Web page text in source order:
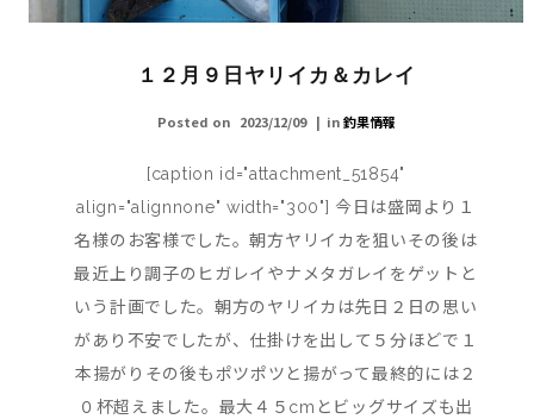
１２月９日ヤリイカ＆カレイ
Posted on 2023/12/09 in釣果情報
[caption id="attachment_51854"
align="alignnone" width="300"] 今日は盛岡より１
名様のお客様でした。朝方ヤリイカを狙いその後は
最近上り調子のヒガレイやナメタガレイをゲットと
いう計画でした。朝方のヤリイカは先日２日の思い
があり不安でしたが、仕掛けを出して５分ほどで１
本揚がりその後もポツポツと揚がって最終的には２
０杯超えました。最大４５cmとビッグサイズも出